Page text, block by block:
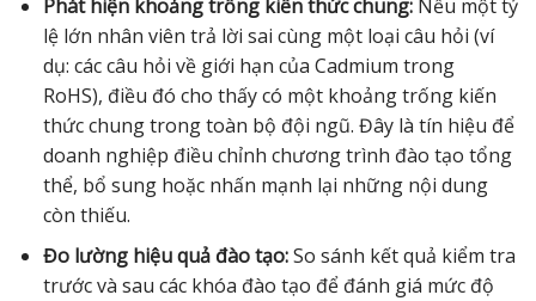
Phát hiện khoảng trống kiến thức chung:Nếu một tỷ
lệ lớn nhân viên trả lời sai cùng một loại câu hỏi (ví
dụ: các câu hỏi về giới hạn của Cadmium trong
RoHS), điều đó cho thấy có một khoảng trống kiến
thức chung trong toàn bộ đội ngũ. Đây là tín hiệu để
doanh nghiệp điều chỉnh chương trình đào tạo tổng
thể, bổ sung hoặc nhấn mạnh lại những nội dung
còn thiếu.
Đo lường hiệu quả đào tạo:So sánh kết quả kiểm tra
trước và sau các khóa đào tạo để đánh giá mức độ